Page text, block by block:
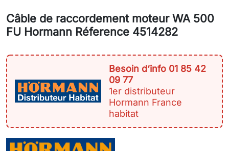
Câble de raccordement moteur WA 500
FU Hormann Réference 4514282
Besoin d‘info 01 85 42
09 77
1er distributeur
Hormann France
habitat